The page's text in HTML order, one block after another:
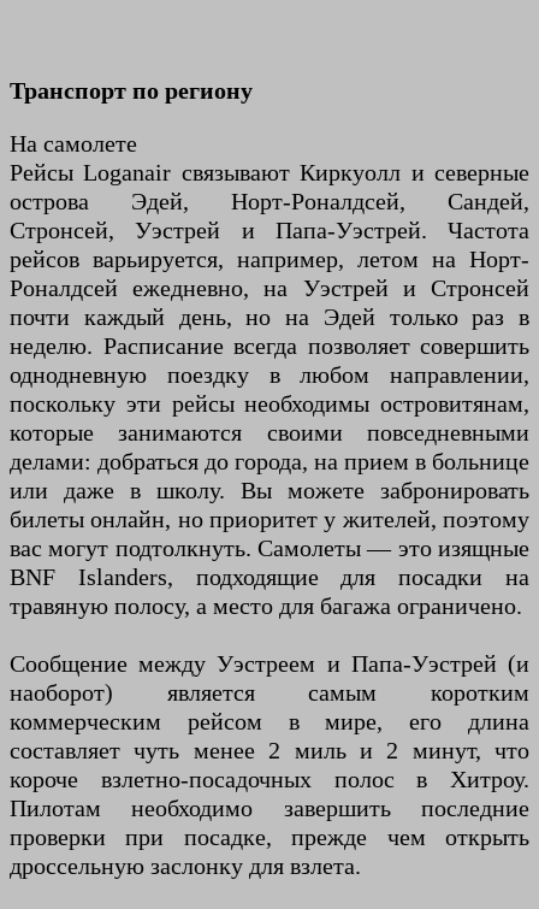
Транспорт по региону
На самолете
Рейсы Loganair связывают Киркуолл и северные
острова Эдей, Норт-Роналдсей, Сандей,
Стронсей, Уэстрей и Папа-Уэстрей. Частота
рейсов варьируется, например, летом на Норт-
Роналдсей ежедневно, на Уэстрей и Стронсей
почти каждый день, но на Эдей только раз в
неделю. Расписание всегда позволяет совершить
однодневную поездку в любом направлении,
поскольку эти рейсы необходимы островитянам,
которые занимаются своими повседневными
делами: добраться до города, на прием в больнице
или даже в школу. Вы можете забронировать
билеты онлайн, но приоритет у жителей, поэтому
вас могут подтолкнуть. Самолеты — это изящные
BNF Islanders, подходящие для посадки на
травяную полосу, а место для багажа ограничено.
Сообщение между Уэстреем и Папа-Уэстрей (и
наоборот) является самым коротким
коммерческим рейсом в мире, его длина
составляет чуть менее 2 миль и 2 минут, что
короче взлетно-посадочных полос в Хитроу.
Пилотам необходимо завершить последние
проверки при посадке, прежде чем открыть
дроссельную заслонку для взлета.